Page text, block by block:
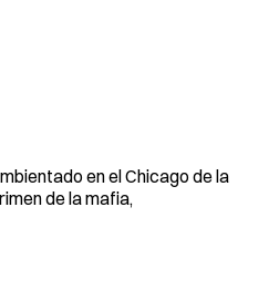
en el Chicago de la
de la mafia,